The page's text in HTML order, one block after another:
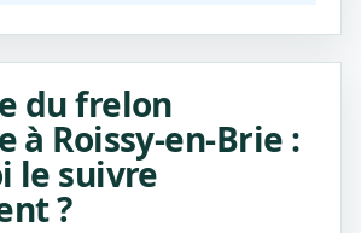
du frelon
à Roissy-en-Brie :
le suivre
?